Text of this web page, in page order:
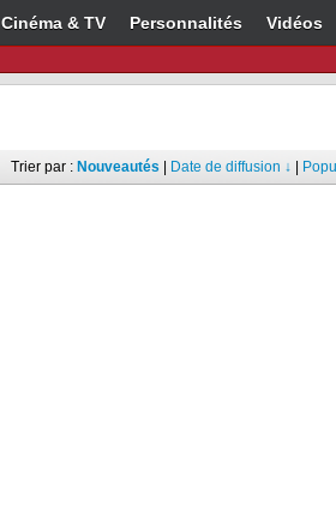
Cinéma & TV Personnalités Vidéos
Trier par : Nouveautés Date de diffusion ↓